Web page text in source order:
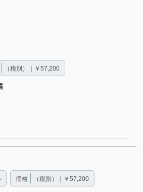
（税別）｜￥57,200
価格 （税別）｜￥57,200